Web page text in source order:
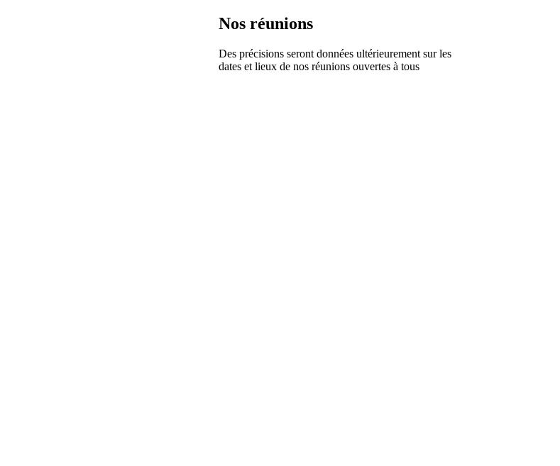
Nos réunions
Des précisions seront données ultérieurement sur les
dates et lieux de nos réunions ouvertes à tous